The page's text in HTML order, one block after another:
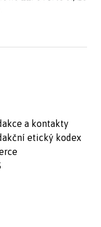
a kontakty
etický kodex